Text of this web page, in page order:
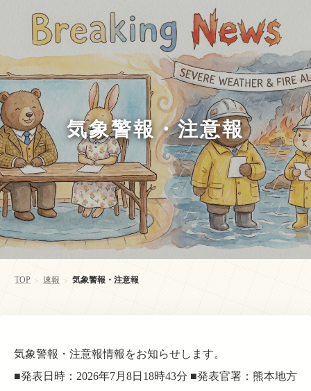
気象警報・注意報
TOP > 速報 > 気象警報・注意報
気象警報・注意報情報をお知らせします。
■発表日時：2026年7月8日18時43分 ■発表官署：熊本地方